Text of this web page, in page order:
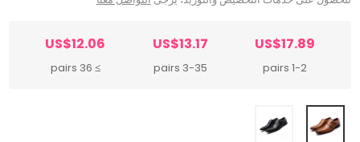
US$17.89
1-2 pairs
US$13.17
3-35 pairs
US$12.06
≥ 36 pairs